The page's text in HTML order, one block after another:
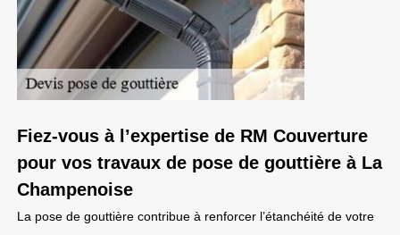
Fiez-vous à l’expertise de RM Couverture
pour vos travaux de pose de gouttière à La
Champenoise
La pose de gouttière contribue à renforcer l’étanchéité de votre